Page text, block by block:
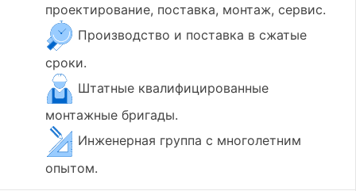
проектирование, поставка, монтаж, сервис.
Производство и поставка в сжатые
сроки.
Штатные квалифицированные
монтажные бригады.
Инженерная группа с многолетним
опытом.